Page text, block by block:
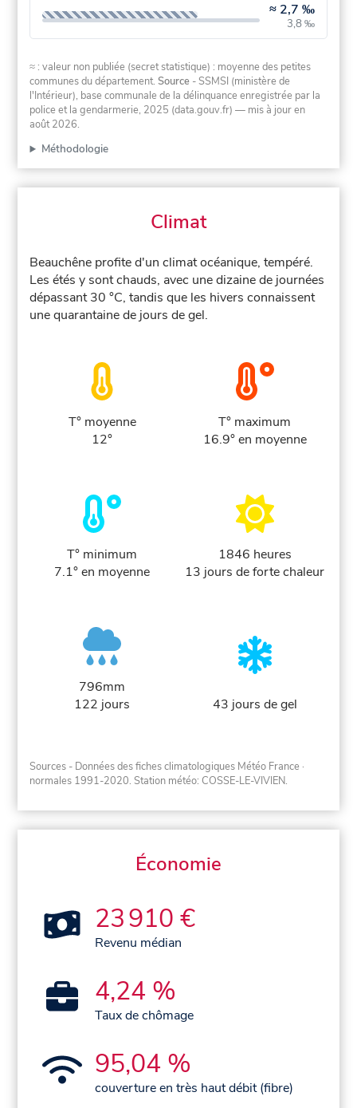
≈ 2,7 ‰
3,8 ‰
≈ : valeur non publiée (secret statistique) : moyenne des petites
communes du département.Source - SSMSI (ministère de
l'Intérieur), base communale de la délinquance enregistrée par la
police et la gendarmerie, 2025 (data.gouv.fr) — mis à jour en
août 2026.
Méthodologie
Climat
Beauchêne profite d'un climat océanique, tempéré.
Les étés y sont chauds, avec une dizaine de journées
dépassant 30 °C, tandis que les hivers connaissent
une quarantaine de jours de gel.
T° moyenne
12°
T° maximum
16.9° en moyenne
T° minimum
7.1° en moyenne
1846 heures
13 jours de forte chaleur
796mm
122 jours
43 jours de gel
Sources - Données des fiches climatologiques Météo France ·
normales 1991-2020. Station météo: COSSE-LE-VIVIEN.
Économie
23 910 €
Revenu médian
4,24 %
Taux de chômage
95,04 %
couverture en très haut débit (fibre)